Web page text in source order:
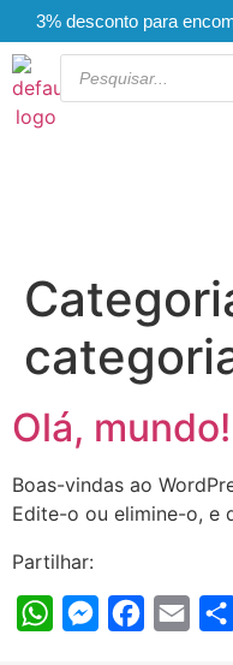
3% desconto para
Olá, mundo!
Boas-vindas ao
Edite-o ou elimine-o, e
Partilhar:
WhatsAppMessengerFacebook
Email